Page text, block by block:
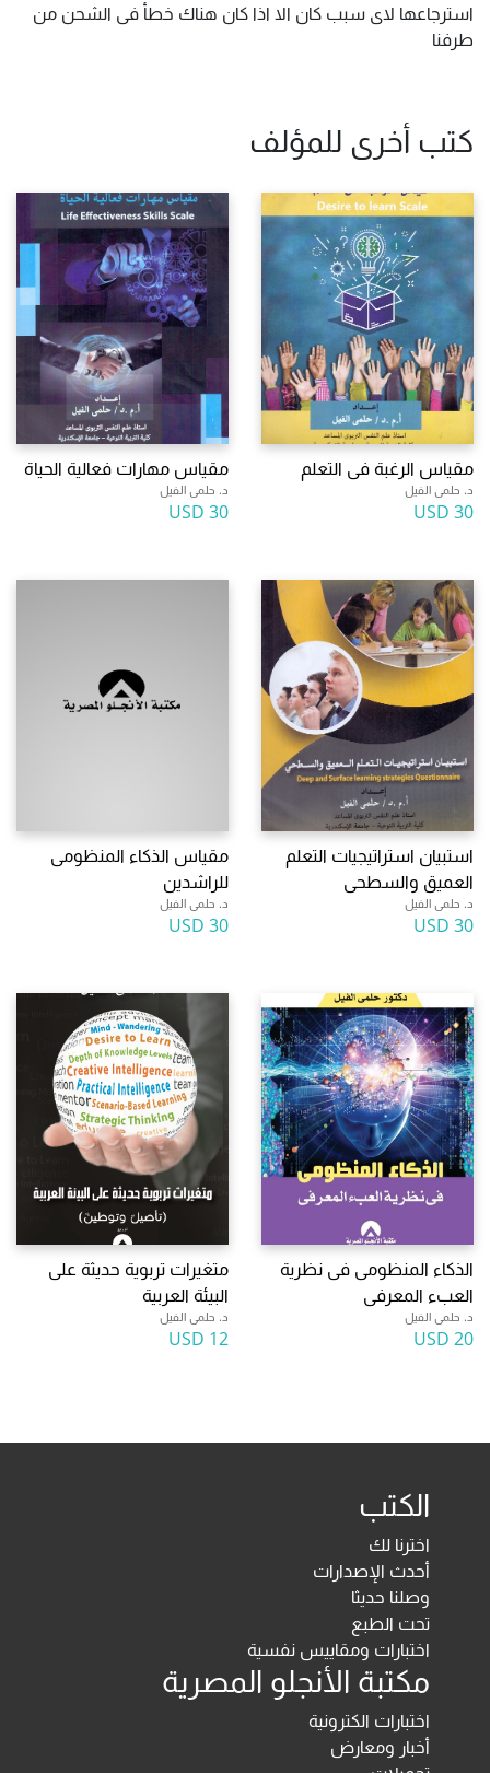
استرجاعها لاى سبب كان الا اذا كان هناك خطأ فى الشحن من
طرفنا
كتب أخرى للمؤلف
مقياس الرغبة فى التعلم
د. حلمى الفيل
30 USD
مقياس مهارات فعالية الحياة
د. حلمى الفيل
30 USD
استبيان استراتيجيات التعلم
العميق والسطحى
د. حلمى الفيل
30 USD
مقياس الذكاء المنظومى
للراشدين
د. حلمى الفيل
30 USD
الذكاء المنظومى فى نظرية
العبء المعرفى
د. حلمى الفيل
20 USD
متغيرات تربوية حديثة على
البيئة العربية
د. حلمى الفيل
12 USD
الكتب
اخترنا لك
أحدث الإصدارات
وصلنا حديثا
تحت الطبع
اختبارات ومقاييس نفسية
مكتبة الأنجلو المصرية
اختبارات الكترونية
أخبار ومعارض